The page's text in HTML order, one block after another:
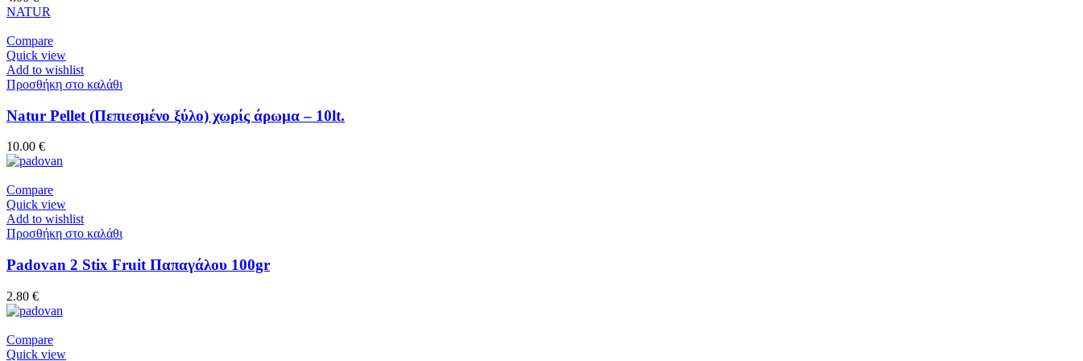
NATUR
Compare
Quick view
Add to wishlist
Προσθήκη στο καλάθι
Natur Pellet (Πεπιεσμένο ξύλο) χωρίς άρωμα – 10lt.
10.00 €
Compare
Quick view
Add to wishlist
Προσθήκη στο καλάθι
Padovan 2 Stix Fruit Παπαγάλου 100gr
2.80 €
Compare
Quick view